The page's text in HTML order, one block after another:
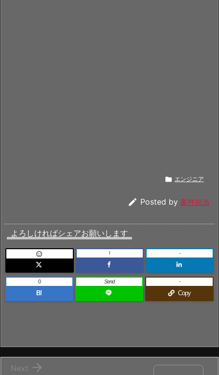
 エンジニア
 Posted by 案件担当
よろしければシェアお願いします
 ! -
B!
0 Send
Copy
-

Next